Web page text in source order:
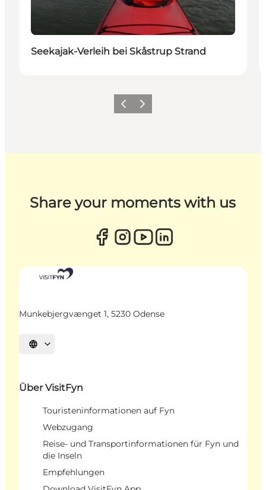
Seekajak-Verleih bei Skåstrup Strand
ZurückWeiter
Share your moments with us
Munkebjergvænget 1, 5230 Odense
Sprache auswählen
Über VisitFyn
Touristeninformationen auf Fyn
Webzugang
Reise- und Transportinformationen für Fyn und
die Inseln
Empfehlungen